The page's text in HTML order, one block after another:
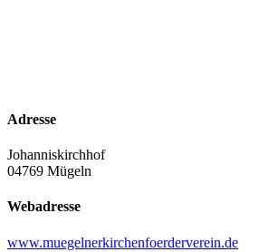
Adresse
Johanniskirchhof
04769 Mügeln
Webadresse
www.muegelnerkirchenfoerderverein.de